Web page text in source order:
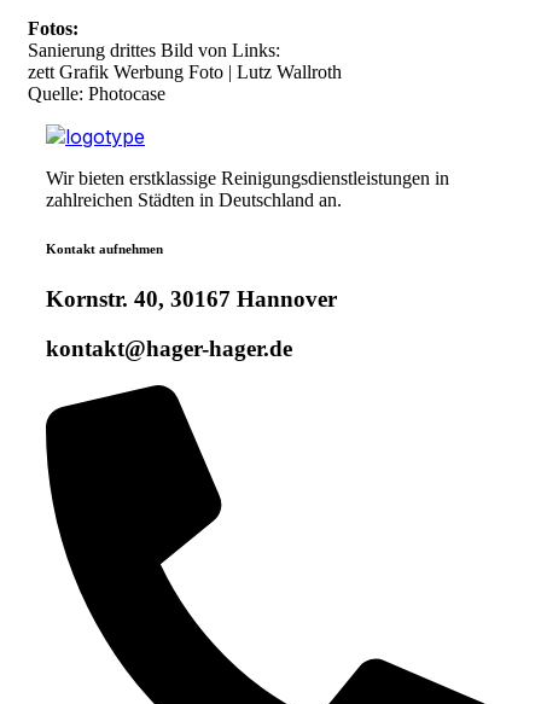
Fotos:
Sanierung drittes Bild von Links:
zett Grafik Werbung Foto | Lutz Wallroth
Quelle: Photocase
Wir bieten erstklassige Reinigungsdienstleistungen in
zahlreichen Städten in Deutschland an.
Kontakt aufnehmen
Kornstr. 40, 30167 Hannover
kontakt@hager-hager.de